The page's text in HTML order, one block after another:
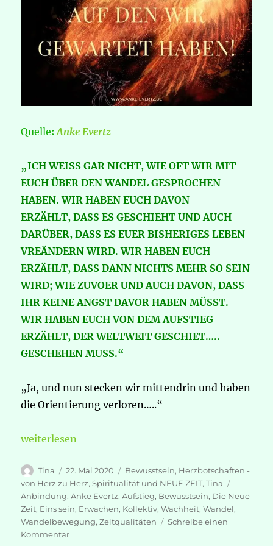
Quelle:Anke Evertz
„ICH WEISS GAR NICHT, WIE OFT WIR MIT
EUCH ÜBER DEN WANDEL GESPROCHEN
HABEN. WIR HABEN EUCH DAVON
ERZÄHLT, DASS ES GESCHIEHT UND AUCH
DARÜBER, DASS ES EUER BISHERIGES LEBEN
VREÄNDERN WIRD. WIR HABEN EUCH
ERZÄHLT, DASS DANN NICHTS MEHR SO SEIN
WIRD; WIE ZUVOER UND AUCH DAVON, DASS
IHR KEINE ANGST DAVOR HABEN MÜSST.
WIR HABEN EUCH VON DEM AUFSTIEG
ERZÄHLT, DER WELTWEIT GESCHIET…..
GESCHEHEN MUSS.“
„Ja, und nun stecken wir mittendrin und haben
die Orientierung verloren…..“
„WIR SIND DER WANDEL – AUF DEN WIR
weiterlesen
Autor
Tina
Veröffentlicht
am
22. Mai 2020 Kategorien
Bewusstsein, Herzbotschaften -
von Herz zu Herz,Spiritualität und NEUE ZEIT,Tina
Anbindung,Anke Evertz,Aufstieg, Bewusstsein, Die Neue
Zeit, Eins sein, Erwachen, Kollektiv,Wachheit,Wandel,
Wandelbewegung,Zeitqualitäten
Schreibe einen
Kommentarzu